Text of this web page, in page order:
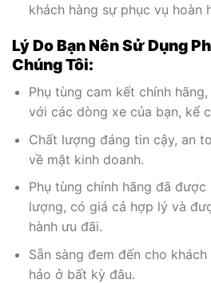
khách hàng sự phục vụ hoàn
Lý Do Bạn Nên Sử Dụng
Chúng Tôi:
Phụ tùng cam kết chính
với các dòng xe của bạn, kể
Chất lượng đáng tin cậy, an
về mặt kinh doanh.
Phụ tùng chính hãng đã
lượng, có giá cả hợp lý và
hành ưu đãi.
Sẵn sàng đem đến cho
hảo ở bất kỳ đâu.